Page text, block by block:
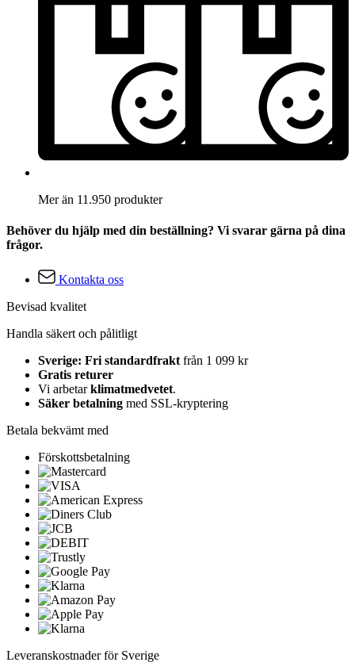
Mer än 11.950 produkter
Behöver du hjälp med din beställning? Vi svarar gärna på dina
frågor.
Kontakta oss
Bevisad kvalitet
Handla säkert och pålitligt
Sverige: Fri standardfrakt från 1 099 kr
Gratis returer
Vi arbetarklimatmedvetet.
Säker betalning med SSL-kryptering
Betala bekvämt med
Förskottsbetalning
Leveranskostnader för Sverige